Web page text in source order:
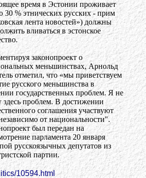
время в Эстонии проживает
30 % этнических русских - прим
лента новостей») должны
вливаться в эстонское
законопроект о
меньшинствах, Арнольд
отметил, что «мы приветствуем
русского меньшинства в
государственных проблем. Я не
здесь проблем. В достижении
соглашения участвуют
от национальности".
был передан на
парламента 20 января
русскоязычных депутатов из
партии.
10594.html